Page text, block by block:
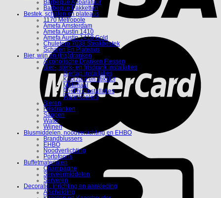
Barbeque Apparatuur
Barbeque Pakketten
Bestek, schalen en plateaus
1170 Metropole
Amefa Amsterdam
Amefa Austin 1410
Amefa Austin 1410 Gold
Chuletero 7038 Steakbestek
Schalen En Plateaus
Bier, wijn en (fris)dranken
Alcoholische Dranken Flessen
Bier-, sterk- en frisdrank installaties
Biertap installaties
Koolzuur en stikstof
Materiaal
Postmix installaties
Waterkoelers
Bieren
Frisdranken
Sappen
Water
Wijnen
Blusmiddelen, noodverlichting en EHBO
Brandblussers
EHBO
Noodverlichting
Portofoons
Buffetmaterialen
Champagne
Serveermiddelen
Serveren
Decoratie, inrichting en aankleding
Afscheiding